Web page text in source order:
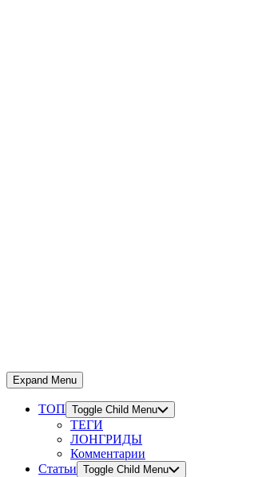
Expand Menu
ТОП Toggle Child Menu
ТЕГИ
ЛОНГРИДЫ
Комментарии
Статьи Toggle Child Menu